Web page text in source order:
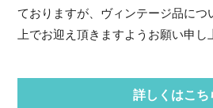
ておりますが、ヴィンテージ品につ
上でお迎え頂きますようお願い申し
詳しくはこち